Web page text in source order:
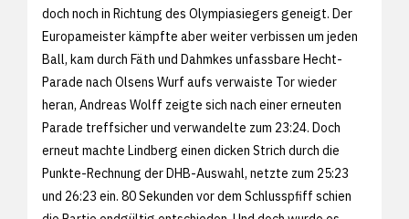
doch noch in Richtung des Olympiasiegers geneigt. Der
Europameister kämpfte aber weiter verbissen um jeden
Ball, kam durch Fäth und Dahmkes unfassbare Hecht-
Parade nach Olsens Wurf aufs verwaiste Tor wieder
heran, Andreas Wolff zeigte sich nach einer erneuten
Parade treffsicher und verwandelte zum 23:24. Doch
erneut machte Lindberg einen dicken Strich durch die
Punkte-Rechnung der DHB-Auswahl, netzte zum 25:23
und 26:23 ein. 80 Sekunden vor dem Schlusspfiff schien